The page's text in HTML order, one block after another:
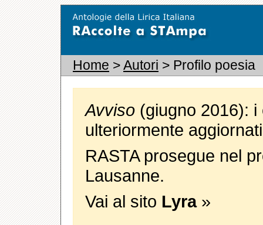
Home >Autori > Profilo poesia
Avviso (giugno 2016):
ulteriormente
RASTA prosegue nel
Lausanne.
Vai al sito Lyra»